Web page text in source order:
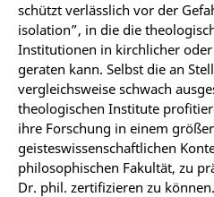
schützt verlässlich vor der
isolation”, in die die
Institutionen in kirchlicher
geraten kann. Selbst die an
vergleichsweise schwach
theologischen Institute
ihre Forschung in einem
geisteswissenschaftlichen
philosophischen Fakultät, zu
Dr. phil. zertifizieren zu